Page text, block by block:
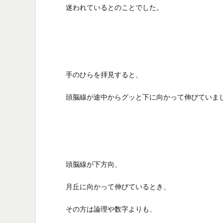
迷われているとのことでした。
手のひらを拝見すると、
頭脳線が途中からグッと下に向かって伸びていま
頭脳線が下方向、
月丘に向かって伸びているとき、
その方は論理や数字よりも、